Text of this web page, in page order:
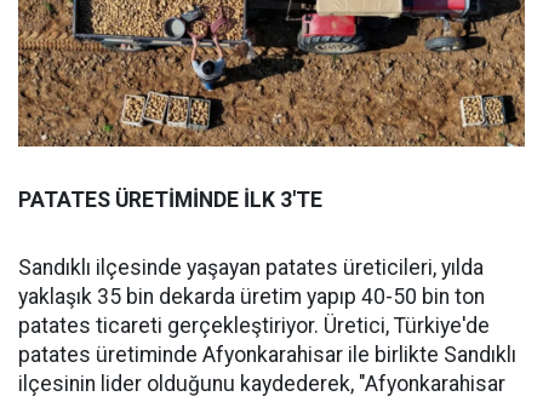
PATATES ÜRETİMİNDE İLK 3'TE
Sandıklı ilçesinde yaşayan patates üreticileri, yılda
yaklaşık 35 bin dekarda üretim yapıp 40-50 bin ton
patates ticareti gerçekleştiriyor. Üretici, Türkiye'de
patates üretiminde Afyonkarahisar ile birlikte Sandıklı
ilçesinin lider olduğunu kaydederek, "Afyonkarahisar